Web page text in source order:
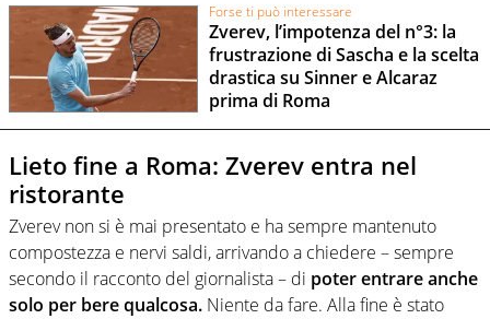
Forse ti può interessare
Zverev, l’impotenza del n°3: la
frustrazione di Sascha e la scelta
drastica su Sinner e Alcaraz
prima di Roma
Lieto fine a Roma: Zverev entra nel
ristorante
Zverev non si è mai presentato e ha sempre mantenuto
compostezza e nervi saldi, arrivando a chiedere – sempre
secondo il racconto del giornalista – di poter entrare anche
solo per bere qualcosa. Niente da fare. Alla fine è stato